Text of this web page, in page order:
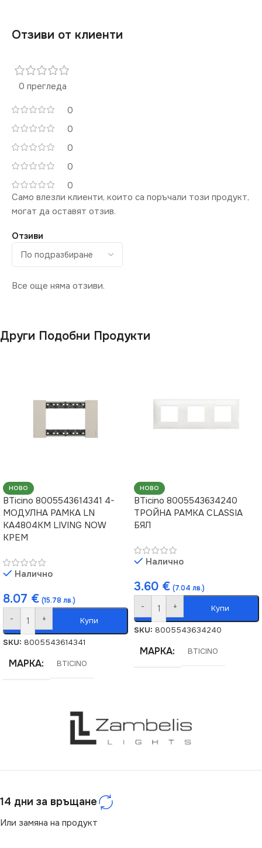
Отзиви от клиенти
0 прегледа
0
0
0
0
0
Отзиви
Все още няма отзиви.
Само влезли клиенти, които са поръчали този продукт,
могат да оставят отзив.
Други Подобни Продукти
НОВО
BTicino 8005543614341 4-
МОДУЛНА РАМКА LN
KA4804KM LIVING NOW
КРЕМ
Налично
8.07 € (15.78 лв.)
- + Купи
SKU: 8005543614341
МАРКА BTICINO
НОВО
BTicino 8005543634240
ТРОЙНА РАМКА CLASSIA
БЯЛ
Налично
3.60 € (7.04 лв.)
- + Купи
SKU: 8005543634240
МАРКА BTICINO
14 дни за връщане
Или замяна на продукт